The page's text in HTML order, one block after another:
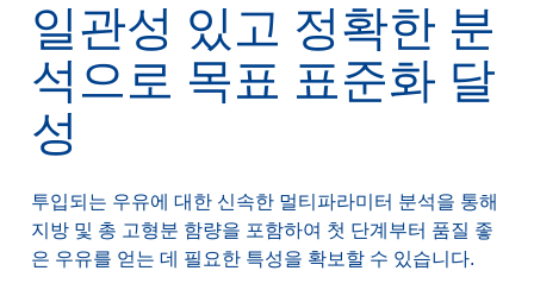
일관성 있고 정확한 분
석으로 목표 표준화 달
성
투입되는 우유에 대한 신속한 멀티파라미터 분석을 통해
지방 및 총 고형분 함량을 포함하여 첫 단계부터 품질 좋
은 우유를 얻는 데 필요한 특성을 확보할 수 있습니다.